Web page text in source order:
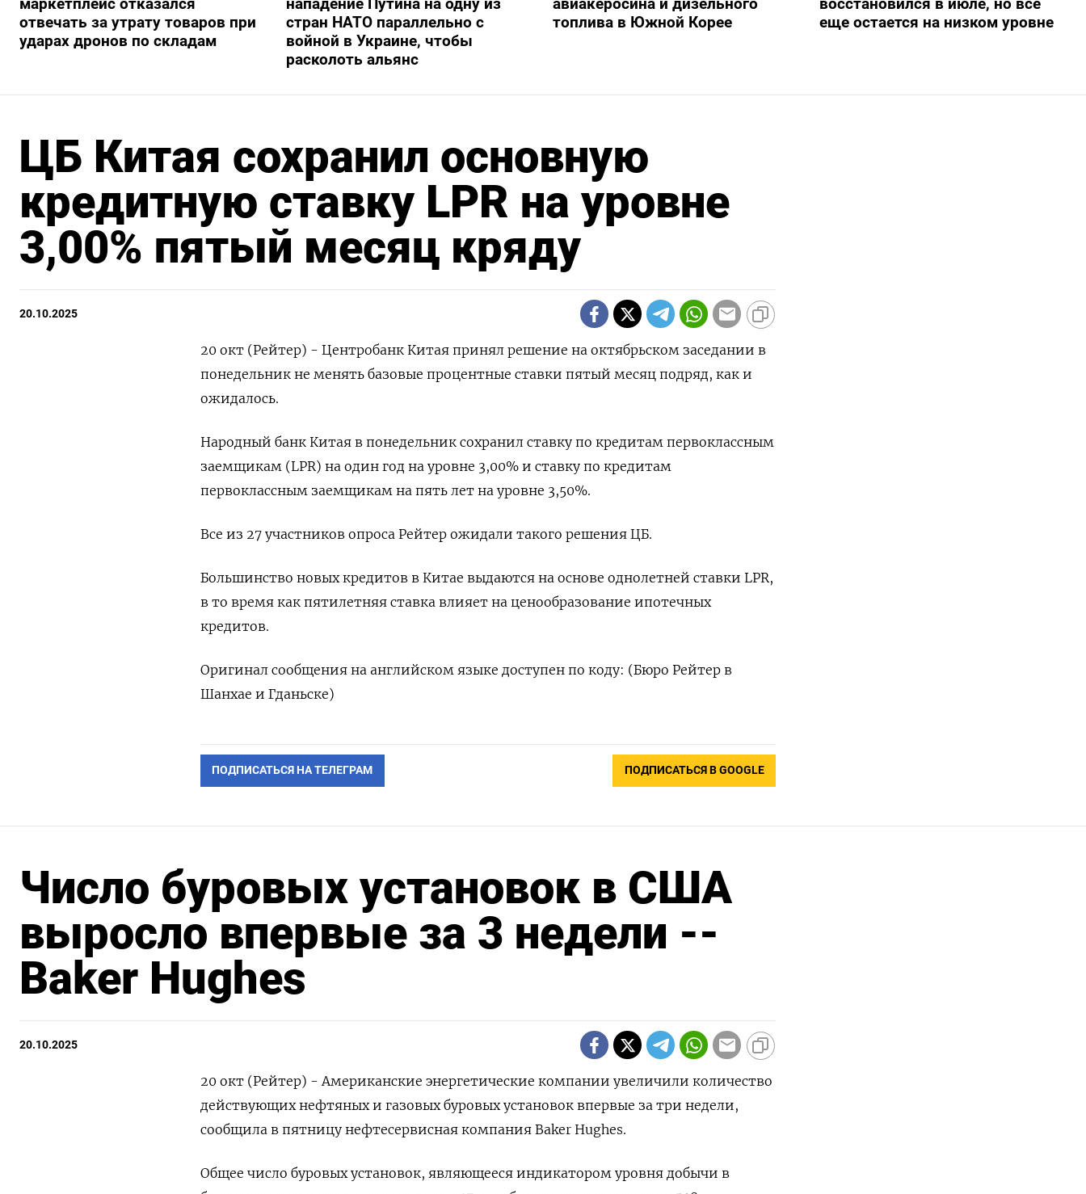
маркетплейс отказался
отвечать за утрату товаров при
ударах дронов по складам
нападение Путина на одну из
стран НАТО параллельно с
войной в Украине, чтобы
расколоть альянс
авиакеросина и дизельного
топлива в Южной Корее
восстановился в июле, но все
еще остается на низком уровне
ЦБ Китая сохранил основную
кредитную ставку LPR на уровне
3,00% пятый месяц кряду
20.10.2025
20 окт (Рейтер) - Центробанк Китая принял решение на октябрьском заседании в
понедельник не менять базовые процентные ставки пятый месяц подряд, как и
ожидалось.
Народный банк Китая в понедельник сохранил ставку по кредитам первоклассным
заемщикам (LPR) на один год на уровне 3,00% и ставку по кредитам
первоклассным заемщикам на пять лет на уровне 3,50%.
Все из 27 участников опроса Рейтер ожидали такого решения ЦБ.
Большинство новых кредитов в Китае выдаются на основе однолетней ставки LPR,
в то время как пятилетняя ставка влияет на ценообразование ипотечных
кредитов.
Оригинал сообщения на английском языке доступен по коду: (Бюро Рейтер в
Шанхае и Гданьске)
ПОДПИСАТЬСЯ НА ТЕЛЕГРАМ ПОДПИСАТЬСЯ В GOOGLE
Число буровых установок в США
выросло впервые за 3 недели --
Baker Hughes
20.10.2025
20 окт (Рейтер) - Американские энергетические компании увеличили количество
действующих нефтяных и газовых буровых установок впервые за три недели,
сообщила в пятницу нефтесервисная компания Baker Hughes.
Общее число буровых установок, являющееся индикатором уровня добычи в